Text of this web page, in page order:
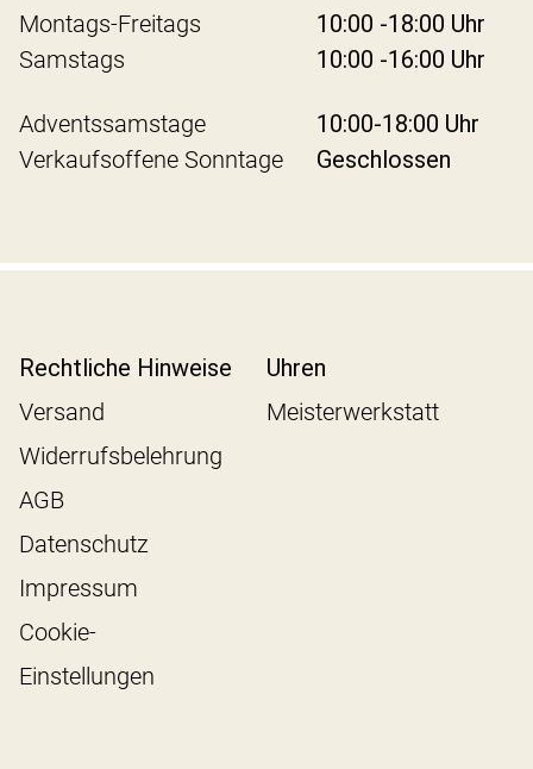
Montags-Freitags
10:00 -18:00 Uhr
Samstags
10:00 -16:00 Uhr
Adventssamstage
10:00-18:00 Uhr
Verkaufsoffene Sonntage
Geschlossen
Rechtliche Hinweise
Versand
Widerrufsbelehrung
AGB
Datenschutz
Impressum
Cookie-
Einstellungen
Uhren
Meisterwerkstatt